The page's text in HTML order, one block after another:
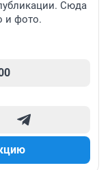
Сюда
и фото.